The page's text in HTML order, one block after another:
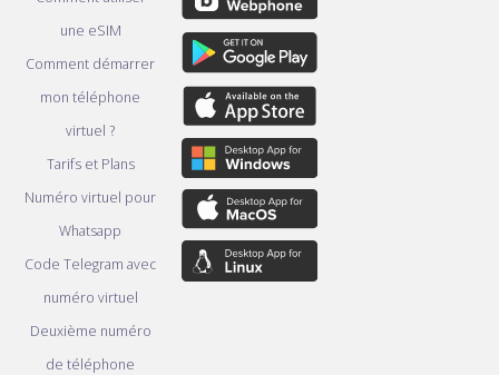
une eSIM
Comment démarrer
mon téléphone
virtuel ?
Tarifs et Plans
Numéro virtuel pour
Whatsapp
Code Telegram avec
numéro virtuel
Deuxième numéro
de téléphone